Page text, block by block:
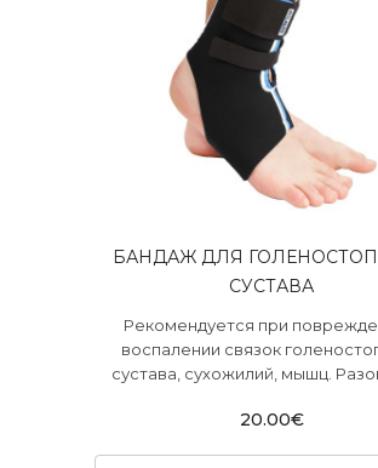
БАНДАЖ ДЛЯ
СУСТАВА
Рекомендуется при
воспалении связок
сустава, сухожилий, мышц.
20.00€